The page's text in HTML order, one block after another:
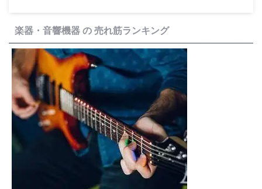
楽器・音響機器 の 売れ筋ランキング